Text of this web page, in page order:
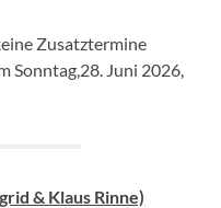
Zusatztermine
Sonntag,28. Juni 2026,
& Klaus Rinne)